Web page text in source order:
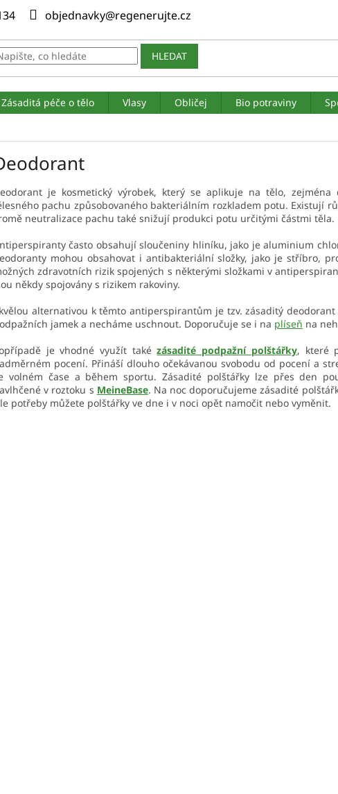
objednavky@regenerujte.cz
HLEDAT
Zásaditá péče o tělo Vlasy Obličej Bio potraviny
je kosmetický výrobek, který se aplikuje na tělo,
pachu způsobovaného bakteriálním rozkladem potu. Existují
neutralizace pachu také snižují produkci potu určitými částmi těla.
často obsahují sloučeniny hliníku, jako je aluminium
mohou obsahovat i antibakteriální složky, jako je stříbro,
zdravotních rizik spojených s některými složkami v
někdy spojovány s rizikem rakoviny.
alternativou k těmto antiperspirantům je tzv. zásaditý
jamek a necháme uschnout. Doporučuje se i na plíseň na
je vhodné využít takézásadité podpažní polštářky, které
pocení. Přináší dlouho očekávanou svobodu od pocení a
volném čase a během sportu. Zásadité polštářky lze přes den
v roztoku s MeineBase. Na noc doporučujeme zásadité
potřeby můžete polštářky ve dne i v noci opět namočit nebo vyměnit.